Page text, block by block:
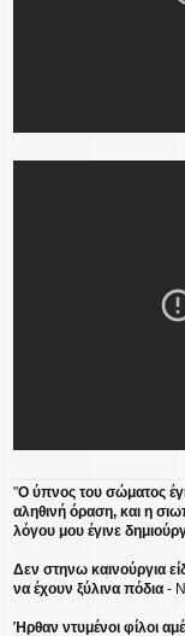
"Ο ύπνος του σώματος
αληθινή όραση, και η
λόγου μου έγινε
Δεν στηνω καινούργια
να έχουν ξύλινα πόδια -
Ήρθαν ντυμένοι φίλοι